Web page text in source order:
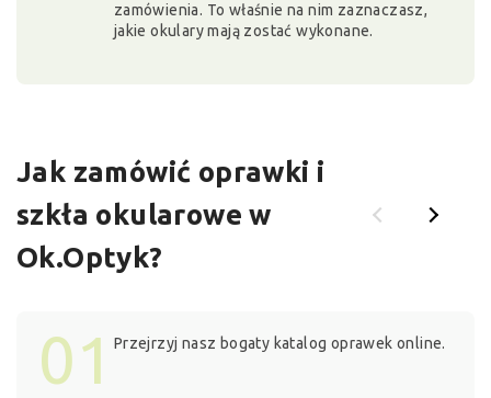
zamówienia. To właśnie na nim zaznaczasz,
jakie okulary mają zostać wykonane.
Jak zamówić oprawki i
szkła okularowe w
Ok.Optyk?
01 Przejrzyj nasz bogaty katalog oprawek online.